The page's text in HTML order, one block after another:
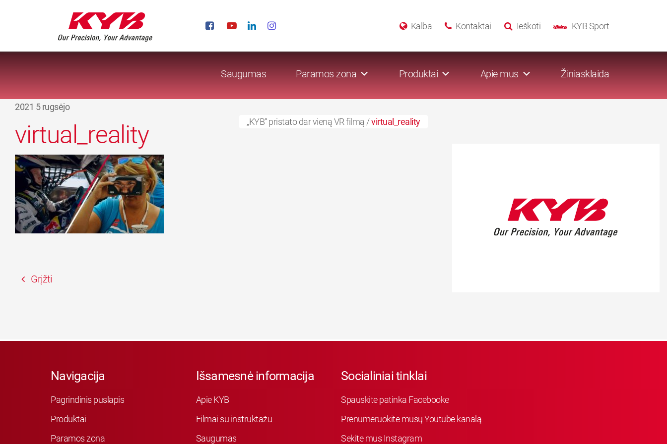
KYB Sport
Ieškoti
Kontaktai
Kalba
Saugumas Paramos zona Produktai Apie mus Žiniasklaida
„KYB“ pristato dar vieną VR filmą /virtual_reality
2021 5 rugsėjo
virtual_reality
Grįžti
Navigacija
Pagrindinis puslapis
Produktai
Paramos zona
Išsamesnė informacija
Apie KYB
Filmai su instruktažu
Saugumas
Socialiniai tinklai
Spauskite patinka Facebooke
Prenumeruokite mūsų Youtube kanalą
Sekite mus Instagram